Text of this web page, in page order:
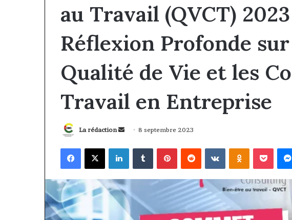
au Travail (QVCT)
Réflexion Profonde
Qualité de Vie et les
Travail en Entreprise
La rédaction
Envoyer
courriel
8 septembre 2023
Facebook
X LinkedinTumblrPinterestReddit VKontakte